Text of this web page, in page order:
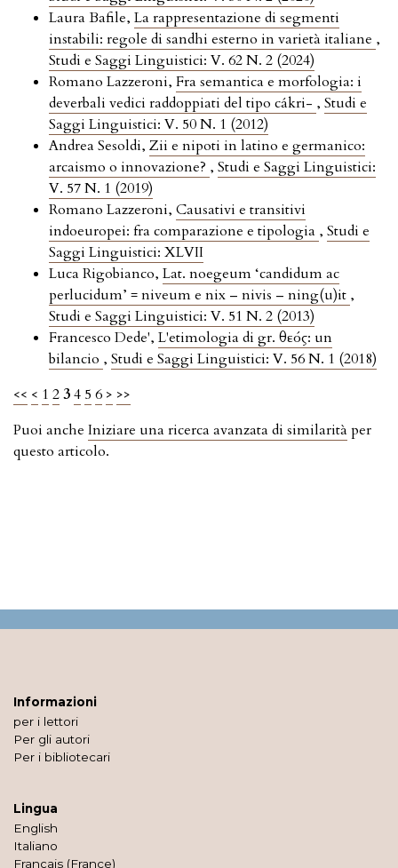
Laura Bafile, La rappresentazione di segmenti
instabili: regole di sandhi esterno in varietà italiane ,
Studi e Saggi Linguistici: V. 62 N. 2 (2024)
Romano Lazzeroni, Fra semantica e morfologia: i
deverbali vedici raddoppiati del tipo cákri- , Studi e
Saggi Linguistici: V. 50 N. 1 (2012)
Andrea Sesoldi, Zii e nipoti in latino e germanico:
arcaismo o innovazione? , Studi e Saggi Linguistici:
V. 57 N. 1 (2019)
Romano Lazzeroni, Causativi e transitivi
indoeuropei: fra comparazione e tipologia , Studi e
Saggi Linguistici: XLVII
Luca Rigobianco, Lat. noegeum ‘candidum ac
perlucidum’ = niveum e nix – nivis – ning(u)it ,
Studi e Saggi Linguistici: V. 51 N. 2 (2013)
Francesco Dede', L'etimologia di gr. θεός: un
bilancio , Studi e Saggi Linguistici: V. 56 N. 1 (2018)
<< < 1 234 5 6 > >>
Puoi anche Iniziare una ricerca avanzata di similarità per
questo articolo.
Informazioni
per i lettori
Per gli autori
Per i bibliotecari
Lingua
English
Italiano
Français (France)